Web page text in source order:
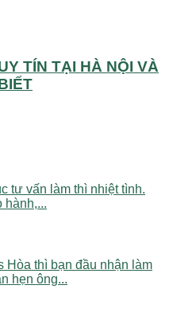
TÍN TẠI HÀ NỘI VÀ
tư vấn làm thì nhiệt tình.
hành,...
Hòa thì bạn đầu nhận làm
hẹn ông...